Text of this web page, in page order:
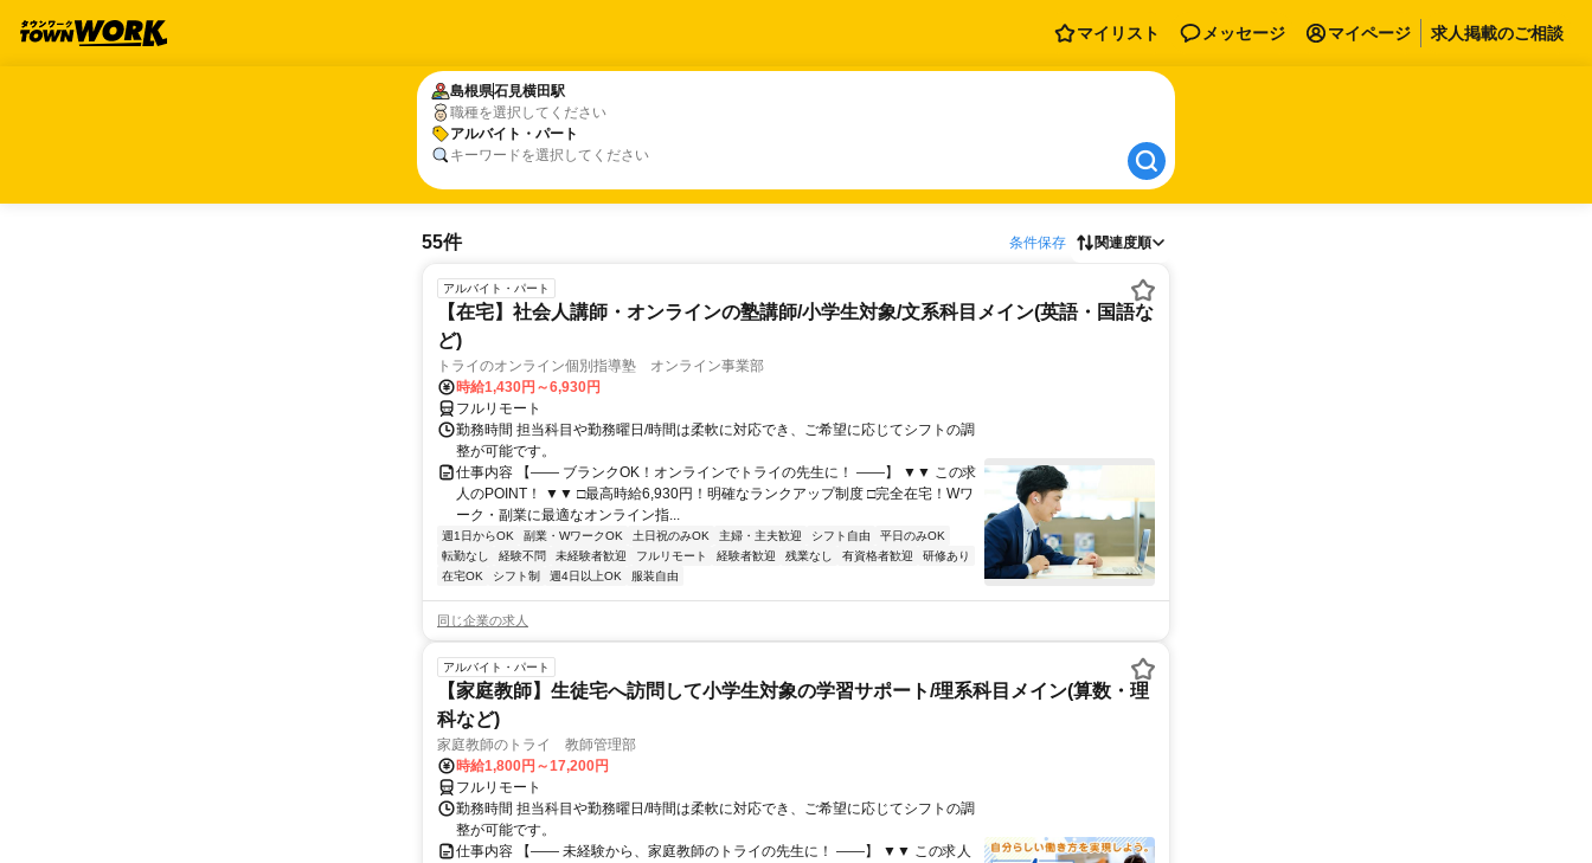
マイリスト メッセージ マイページ 求人掲載のご相談
島根県石見横田駅
職種を選択してください
アルバイト・パート
キーワードを選択してください
島根県石見横田駅
アルバイト・パート
55件 条件保存 関連度順
アルバイト・パート
【在宅】社会人講師・オンラインの塾講師/小学生対象/文系科目メイン(英語・国語な
ど)
トライのオンライン個別指導塾 オンライン事業部
時給1,430円～6,930円
フルリモート
勤務時間 担当科目や勤務曜日/時間は柔軟に対応でき、ご希望に応じてシフトの調
整が可能です。
仕事内容 【―― ブランクOK！オンラインでトライの先生に！ ――】 ▼▼ この求
人のPOINT！ ▼▼ □最高時給6,930円！明確なランクアップ制度 □完全在宅！Wワ
ーク・副業に最適なオンライン指...
週1日からOK 副業・WワークOK 土日祝のみOK 主婦・主夫歓迎 シフト自由
平日のみOK
転勤なし
経験不問 未経験者歓迎 フルリモート 経験者歓迎 残業なし 有資格者歓迎
研修あり
在宅OK
シフト制 週4日以上OK 服装自由
同じ企業の求人
アルバイト・パート
【家庭教師】生徒宅へ訪問して小学生対象の学習サポート/理系科目メイン(算数・理
科など)
家庭教師のトライ 教師管理部
時給1,800円～17,200円
フルリモート
勤務時間 担当科目や勤務曜日/時間は柔軟に対応でき、ご希望に応じてシフトの調
整が可能です。
仕事内容 【―― 未経験から、家庭教師のトライの先生に！ ――】 ▼▼ この求人